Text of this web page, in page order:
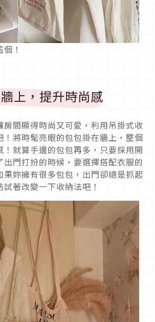
！
上，提升時尚感
房間顯得時尚又可愛，利用吊掛式收
！將時髦亮眼的包包掛在牆上，整個
！就算手邊的包包再多，只要採用開
出門打扮的時候，要選擇搭配衣服的
果妳擁有很多包包，出門卻總是抓起
著改變一下收納法吧！